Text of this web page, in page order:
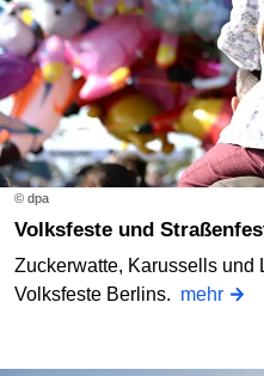
© dpa
Volksfeste und
Zuckerwatte, Karussells und
Volksfeste Berlins. mehr